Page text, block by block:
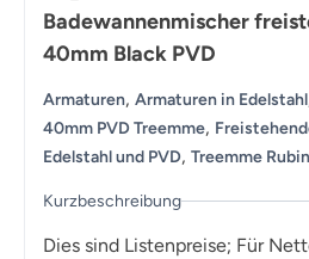
Badewannenmischer
40mm Black PVD
Armaturen, Armaturen in Edelstahl
40mm PVD Treemme,
Edelstahl und PVD, Treemme
Kurzbeschreibung
Dies sind Listenpreise; Für